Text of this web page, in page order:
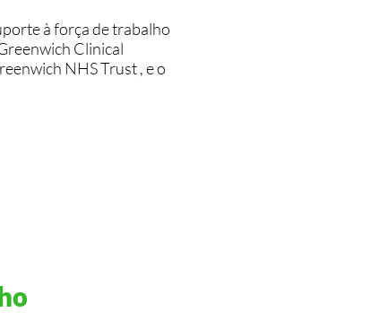
à força de trabalho
Clinical
NHS Trust , e o